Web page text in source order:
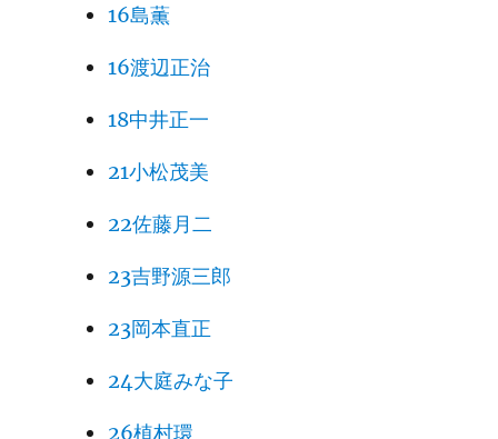
16島薫
16渡辺正治
18中井正一
21小松茂美
22佐藤月二
23吉野源三郎
23岡本直正
24大庭みな子
26植村環